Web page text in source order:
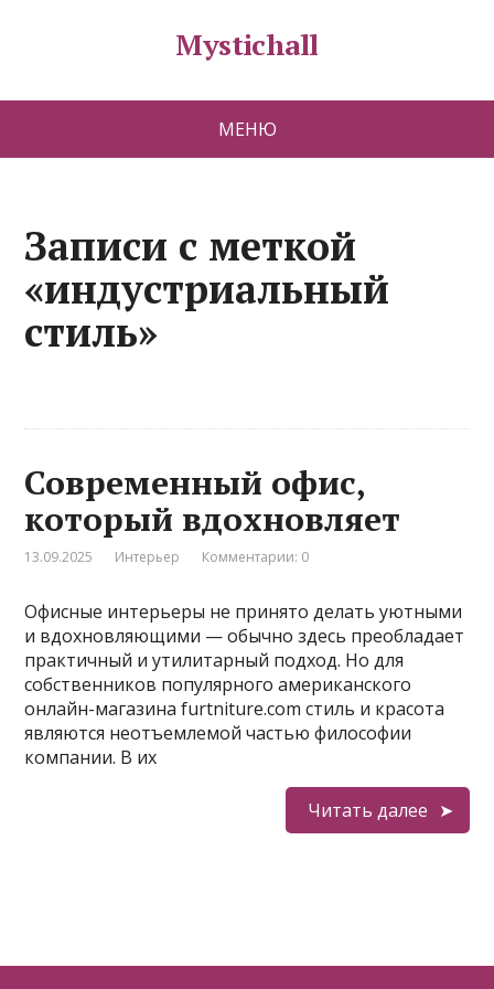
Mystichall
МЕНЮ
Записи с меткой
«индустриальный
стиль»
Современный офис,
который вдохновляет
13.09.2025 Интерьер Комментарии: 0
Офисные интерьеры не принято делать уютными
и вдохновляющими — обычно здесь преобладает
практичный и утилитарный подход. Но для
собственников популярного американского
онлайн-магазина furtniture.com стиль и красота
являются неотъемлемой частью философии
компании. В их
Читать далее